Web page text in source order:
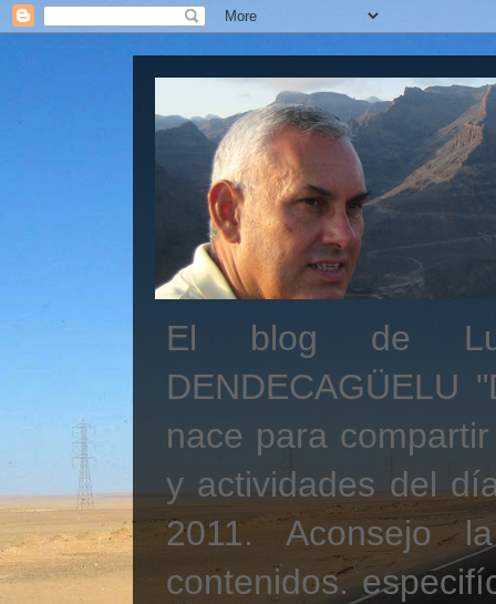
El blog de
DENDECAGÜELU
nace para
y actividades del
2011. Aconsejo
contenidos.